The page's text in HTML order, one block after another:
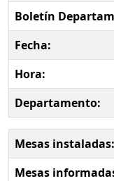
Boletín
Fecha:
Hora:
Departamento:
Mesas instaladas:
Mesas